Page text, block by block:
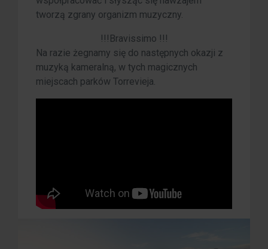
tworzą zgrany organizm muzyczny.
!!!Bravissimo !!!
Na razie żegnamy się do następnych okazji z
muzyką kameralną, w tych magicznych
miejscach parków Torrevieja.